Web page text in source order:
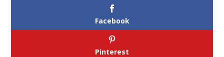
Facebook
Pinterest